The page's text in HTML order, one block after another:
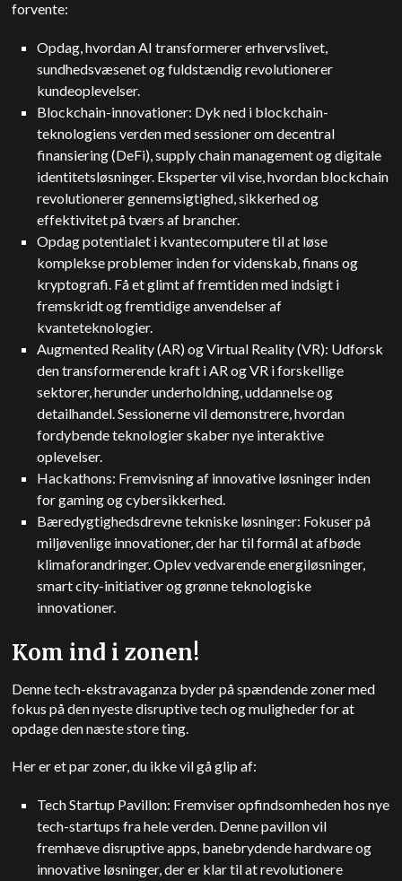
forvente:
Opdag, hvordan AI transformerer erhvervslivet,
sundhedsvæsenet og fuldstændig revolutionerer
kundeoplevelser.
Blockchain-innovationer: Dyk ned i blockchain-
teknologiens verden med sessioner om decentral
finansiering (DeFi), supply chain management og digitale
identitetsløsninger. Eksperter vil vise, hvordan blockchain
revolutionerer gennemsigtighed, sikkerhed og
effektivitet på tværs af brancher.
Opdag potentialet i kvantecomputere til at løse
komplekse problemer inden for videnskab, finans og
kryptografi. Få et glimt af fremtiden med indsigt i
fremskridt og fremtidige anvendelser af
kvanteteknologier.
Augmented Reality (AR) og Virtual Reality (VR): Udforsk
den transformerende kraft i AR og VR i forskellige
sektorer, herunder underholdning, uddannelse og
detailhandel. Sessionerne vil demonstrere, hvordan
fordybende teknologier skaber nye interaktive
oplevelser.
Hackathons: Fremvisning af innovative løsninger inden
for gaming og cybersikkerhed.
Bæredygtighedsdrevne tekniske løsninger: Fokuser på
miljøvenlige innovationer, der har til formål at afbøde
klimaforandringer. Oplev vedvarende energiløsninger,
smart city-initiativer og grønne teknologiske
innovationer.
Kom ind i zonen!
Denne tech-ekstravaganza byder på spændende zoner med
fokus på den nyeste disruptive tech og muligheder for at
opdage den næste store ting.
Her er et par zoner, du ikke vil gå glip af:
Tech Startup Pavillon: Fremviser opfindsomheden hos nye
tech-startups fra hele verden. Denne pavillon vil
fremhæve disruptive apps, banebrydende hardware og
innovative løsninger, der er klar til at revolutionere